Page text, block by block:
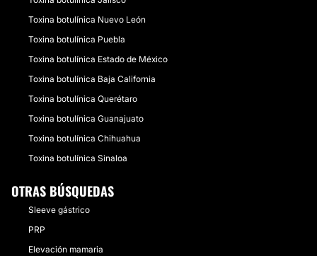
Toxina botulínica Nuevo León
Toxina botulínica Puebla
Toxina botulínica Estado de México
Toxina botulínica Baja California
Toxina botulínica Querétaro
Toxina botulínica Guanajuato
Toxina botulínica Chihuahua
Toxina botulínica Sinaloa
OTRAS BÚSQUEDAS
Sleeve gástrico
PRP
Elevación mamaria